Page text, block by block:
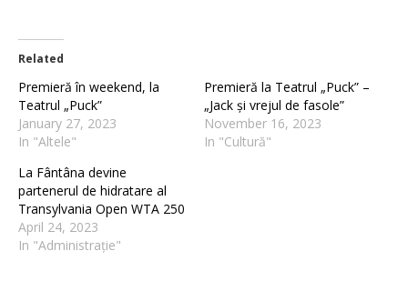
Related
Premieră în weekend, la
Teatrul „Puck”
January 27, 2023
In "Altele"
Premieră la Teatrul „Puck” –
„Jack și vrejul de fasole”
November 16, 2023
In "Cultură"
La Fântâna devine
partenerul de hidratare al
Transylvania Open WTA 250
April 24, 2023
In "Administrație"